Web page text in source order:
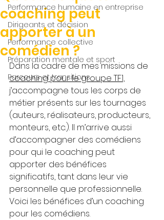
Performance humaine en entreprise
Dirigeants et décision
Performance collective
Préparation mentale et sport
Parcours et transitions
coaching peut
apporter à un
comédien ?
Dans la cadre de mes missions de
coaching pour le groupe TF1,
j’accompagne tous les corps de
métier présents sur les tournages
(auteurs, réalisateurs, producteurs,
monteurs, etc.). Il m’arrive aussi
d’accompagner des comédiens
pour qui le coaching peut
apporter des bénéfices
significatifs, tant dans leur vie
personnelle que professionnelle.
Voici les bénéfices d’un coaching
pour les comédiens.